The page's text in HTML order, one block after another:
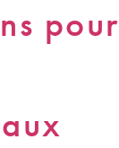
pour